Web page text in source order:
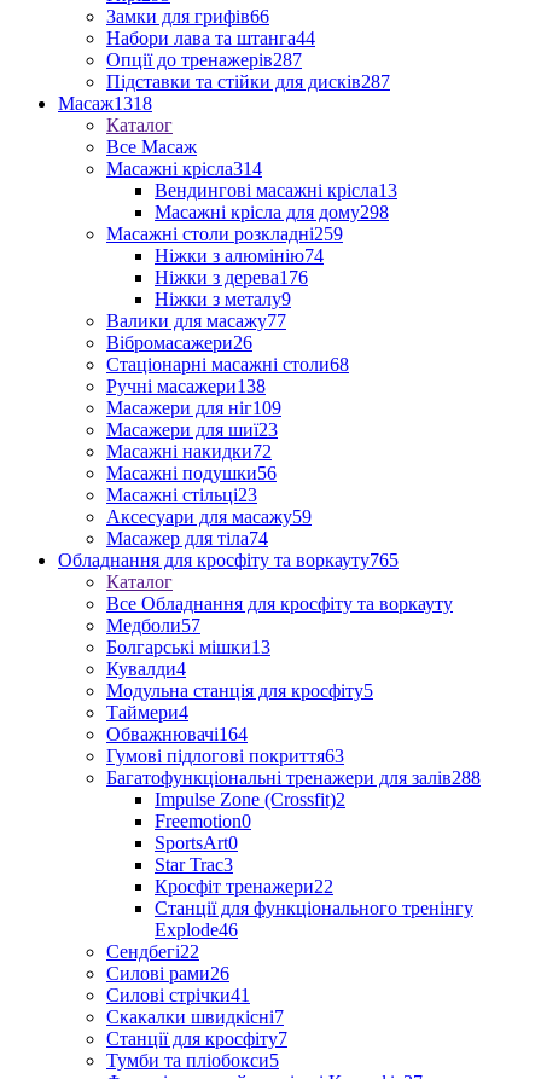
Замки для грифів66
Набори лава та штанга44
Опції до тренажерів287
Підставки та стійки для дисків287
Масаж1318
Каталог
Все Масаж
Масажні крісла314
Вендингові масажні крісла13
Масажні крісла для дому298
Масажні столи розкладні259
Ніжки з алюмінію74
Ніжки з дерева176
Ніжки з металу9
Валики для масажу77
Вібромасажери26
Стаціонарні масажні столи68
Ручні масажери138
Масажери для ніг109
Масажери для шиї23
Масажні накидки72
Масажні подушки56
Масажні стільці23
Аксесуари для масажу59
Масажер для тіла74
Обладнання для кросфіту та воркауту765
Каталог
Все Обладнання для кросфіту та воркауту
Медболи57
Болгарські мішки13
Кувалди4
Модульна станція для кросфіту5
Таймери4
Обважнювачі164
Гумові підлогові покриття63
Багатофункціональні тренажери для залів288
Impulse Zone (Crossfit)2
Freemotion0
SportsArt0
Star Trac3
Кросфіт тренажери22
Станції для функціонального тренінгу
Explode46
Сендбегі22
Силові рами26
Силові стрічки41
Скакалки швидкісні7
Станції для кросфіту7
Тумби та пліобокси5